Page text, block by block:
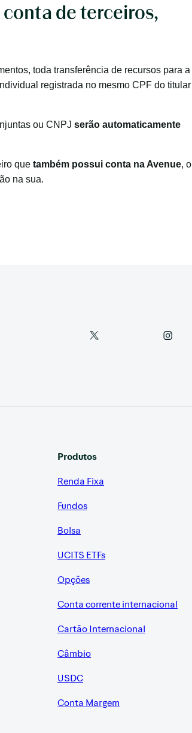
de terceiros,
toda transferência de recursos para a
registrada no mesmo CPF do titular
ou CNPJ serão automaticamente
que também possui conta na Avenue, o
na sua.
Produtos
Renda Fixa
Fundos
Bolsa
UCITS ETFs
Opções
Conta corrente internacional
Cartão Internacional
Câmbio
USDC
Conta Margem